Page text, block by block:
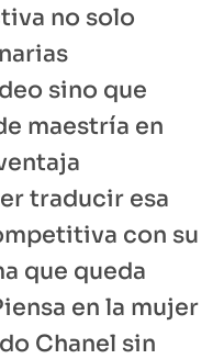
no solo
sino que
maestría en
traducir esa
con su
que queda
en la mujer
Chanel sin